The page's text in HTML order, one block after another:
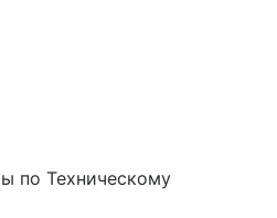
по Техническому